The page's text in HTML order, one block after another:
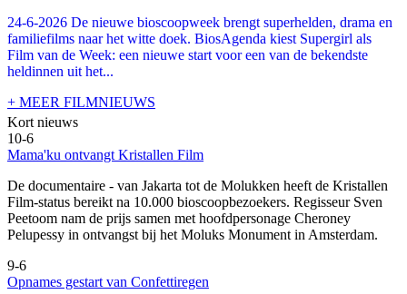
24-6-2026 De nieuwe bioscoopweek brengt superhelden, drama en
familiefilms naar het witte doek. BiosAgenda kiest Supergirl als
Film van de Week: een nieuwe start voor een van de bekendste
heldinnen uit het...
+ MEER FILMNIEUWS
Kort nieuws
10-6
Mama'ku ontvangt Kristallen Film
De documentaire - van Jakarta tot de Molukken heeft de Kristallen
Film-status bereikt na 10.000 bioscoopbezoekers. Regisseur Sven
Peetoom nam de prijs samen met hoofdpersonage Cheroney
Pelupessy in ontvangst bij het Moluks Monument in Amsterdam.
9-6
Opnames gestart van Confettiregen